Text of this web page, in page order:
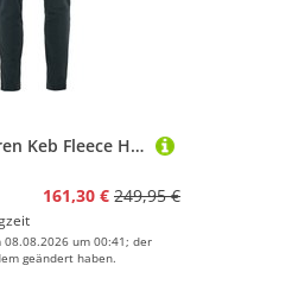
Fjällräven Herren Keb Fleece Hose
161,30 € 249,95 €
um 00:41; der
geändert haben.